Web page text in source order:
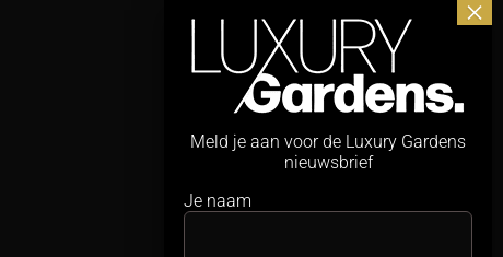
Meld je aan voor de Luxury Gardens
nieuwsbrief
Je naam